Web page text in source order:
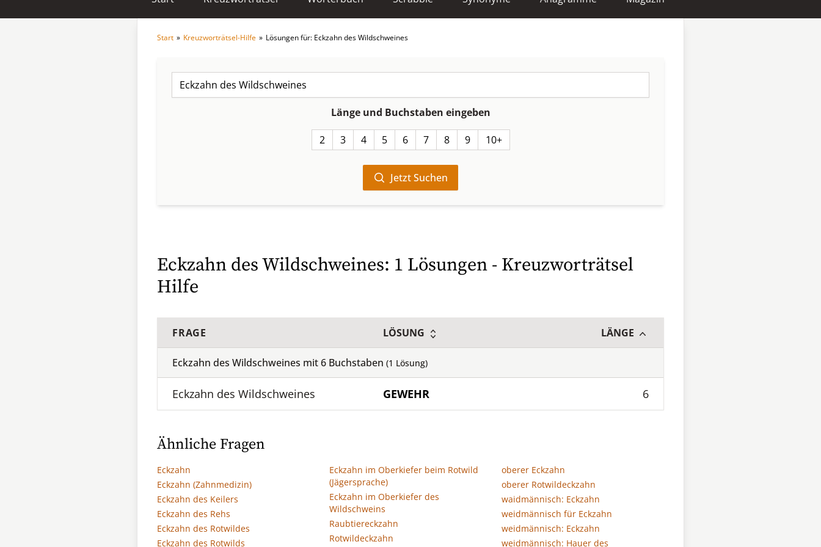
Start » Kreuzworträtsel-Hilfe » Lösungen für: Eckzahn des Wildschweines
Länge und Buchstaben eingeben
2 3 4 5 6 7 8 9 10+
Jetzt Suchen
Eckzahn des Wildschweines: 1 Lösungen - Kreuzworträtsel
Hilfe
FRAGE LÖSUNG LÄNGE
Eckzahn des Wildschweines mit6 Buchstaben (1 Lösung)
Eckzahn des Wildschweines GEWEHR 6
Ähnliche Fragen
Eckzahn
Eckzahn (Zahnmedizin)
Eckzahn des Keilers
Eckzahn des Rehs
Eckzahn des Rotwildes
Eckzahn des Rotwilds
Eckzahn im Oberkiefer beim Rotwild
(Jägersprache)
Eckzahn im Oberkiefer des
Wildschweins
Raubtiereckzahn
Rotwildeckzahn
oberer Eckzahn
oberer Rotwildeckzahn
waidmännisch: Eckzahn
weidmännisch für Eckzahn
weidmännisch: Eckzahn
weidmännisch: Hauer des